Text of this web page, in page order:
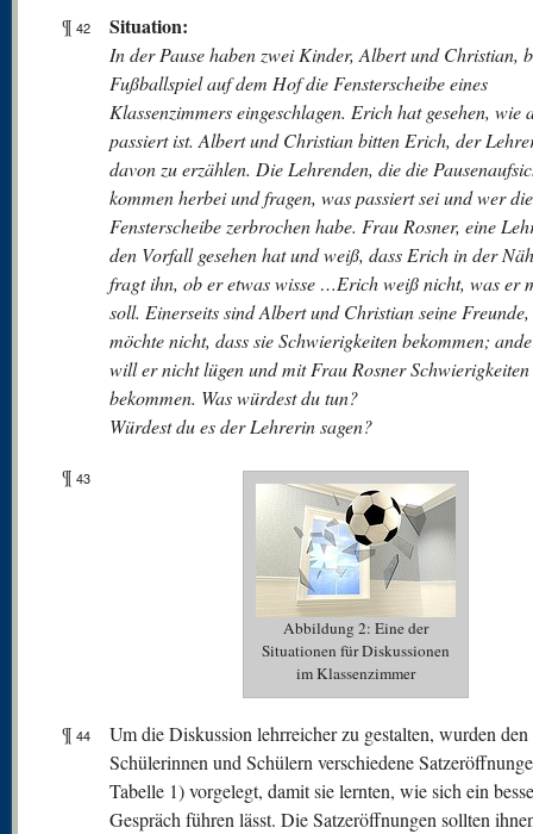
¶ 42 Situation:
In der Pause haben zwei Kinder, Albert und Christian,
Fußballspiel auf dem Hof die Fensterscheibe eines
Klassenzimmers eingeschlagen. Erich hat gesehen, wie
passiert ist. Albert und Christian bitten Erich, der
davon zu erzählen. Die Lehrenden, die die
kommen herbei und fragen, was passiert sei und wer die
Fensterscheibe zerbrochen habe. Frau Rosner, eine
den Vorfall gesehen hat und weiß, dass Erich in der
fragt ihn, ob er etwas wisse …Erich weiß nicht, was er
soll. Einerseits sind Albert und Christian seine
möchte nicht, dass sie Schwierigkeiten bekommen;
will er nicht lügen und mit Frau Rosner Schwierigkeiten
bekommen. Was würdest du tun?
Würdest du es der Lehrerin sagen?
¶ 43
Abbildung 2: Eine der
Situationen für Diskussionen
im Klassenzimmer
¶ 44
Um die Diskussion lehrreicher zu gestalten, wurden den
Schülerinnen und Schülern verschiedene
Tabelle 1) vorgelegt, damit sie lernten, wie sich ein
Gespräch führen lässt. Die Satzeröffnungen sollten